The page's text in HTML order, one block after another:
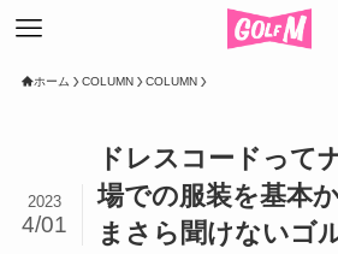
ホーム COLUMN COLUMN
ドレスコードって
場での服装を基本
まさら聞けないゴ
2023
4/01